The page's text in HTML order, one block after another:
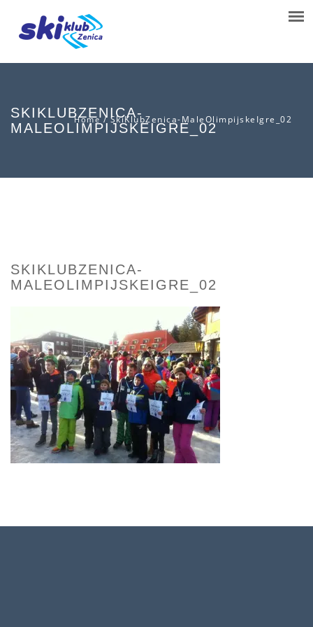
SKIKLUBZENICA-
MALEOLIMPIJSKEIGRE_02
Home / SkiKlubZenica-MaleOlimpijskeIgre_02
SKIKLUBZENICA-
MALEOLIMPIJSKEIGRE_02